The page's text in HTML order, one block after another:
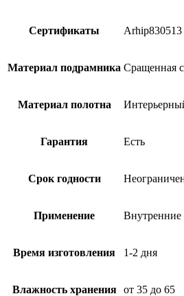
Сертификаты Arhip830513
Материал подрамника Сращенная
Материал полотна
Гарантия Есть
Срок годности
Применение
Время изготовления 1-2 дня
Влажность хранения от 35 до 65